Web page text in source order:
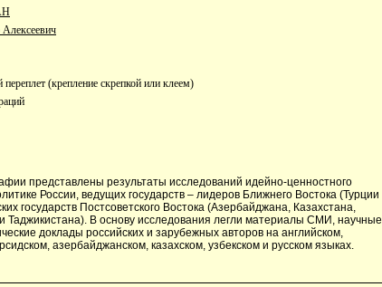
(крепление скрепкой или клеем)
представлены результаты исследований идейно-ценностного
России, ведущих государств – лидеров Ближнего Востока (Турции
государств Постсоветского Востока (Азербайджана, Казахстана,
Таджикистана). В основу исследования легли материалы СМИ, научные
доклады российских и зарубежных авторов на английском,
азербайджанском, казахском, узбекском и русском языках.